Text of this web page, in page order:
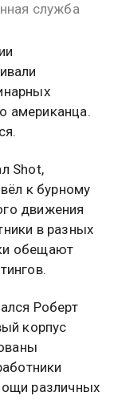
служба
американца.
Shot,
к бурному
движения
в разных
обещают
Роберт
корпус
различных